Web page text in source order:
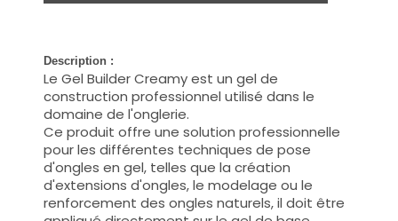
Description :
Le Gel Builder Creamy est un gel de
construction professionnel utilisé dans le
domaine de l'onglerie.
Ce produit offre une solution professionnelle
pour les différentes techniques de pose
d'ongles en gel, telles que la création
d'extensions d'ongles, le modelage ou le
renforcement des ongles naturels, il doit être